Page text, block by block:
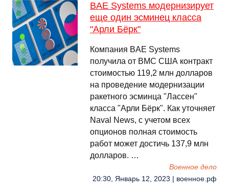
BAE Systems модернизирует
еще один эсминец класса
"Арли Бёрк"
Компания BAE Systems
получила от ВМС США контракт
стоимостью 119,2 млн долларов
на проведение модернизации
ракетного эсминца "Лассен"
класса "Арли Бёрк". Как уточняет
Naval News, с учетом всех
опционов полная стоимость
работ может достичь 137,9 млн
долларов. …
Военное дело
20:30, Январь 12, 2023 | военное.рф